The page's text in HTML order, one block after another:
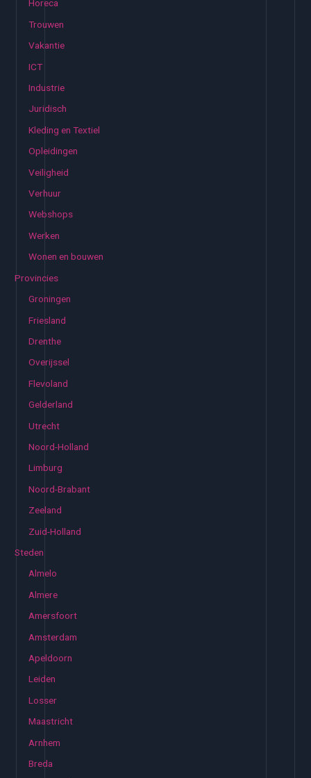
Horeca
Trouwen
Vakantie
ICT
Industrie
Juridisch
Kleding en Textiel
Opleidingen
Veiligheid
Verhuur
Webshops
Werken
Wonen en bouwen
Provincies
Groningen
Friesland
Drenthe
Overijssel
Flevoland
Gelderland
Utrecht
Noord-Holland
Limburg
Noord-Brabant
Zeeland
Zuid-Holland
Steden
Almelo
Almere
Amersfoort
Amsterdam
Apeldoorn
Leiden
Losser
Maastricht
Arnhem
Breda